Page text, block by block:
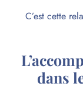
C’est cette
dans